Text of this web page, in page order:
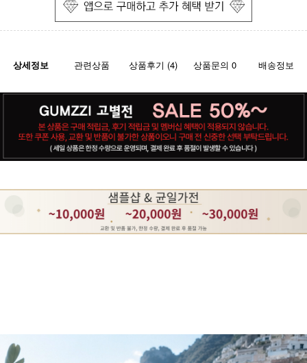
상세정보 관련상품 상품후기 (4) 상품문의 0 배송정보